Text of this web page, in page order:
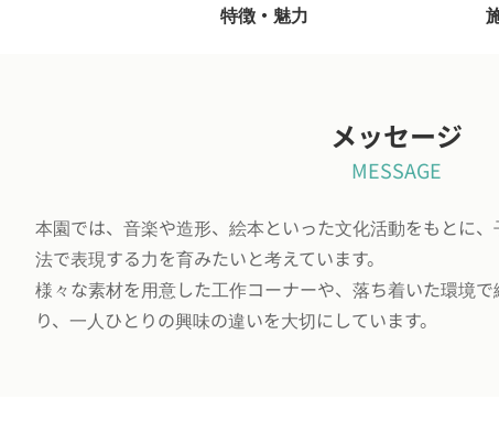
特徴・魅力
メッセージ
MESSAGE
本園では、音楽や造形、絵本といった文化活動をもとに
法で表現する力を育みたいと考えています。
様々な素材を用意した工作コーナーや、落ち着いた環境
り、一人ひとりの興味の違いを大切にしています。